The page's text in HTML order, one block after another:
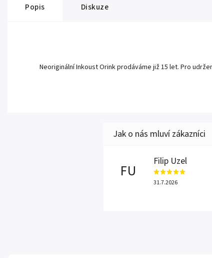
Popis Diskuze
Neoriginální Inkoust Orink prodáváme již 15 let. Pro
FU
Filip Uzel
31.7.2026